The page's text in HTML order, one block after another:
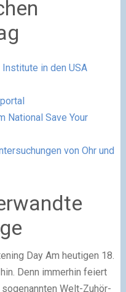
in den USA
National Save Your
von Ohr und
Day Am heutigen 18.
Denn immerhin feiert
Welt-Zuhör-